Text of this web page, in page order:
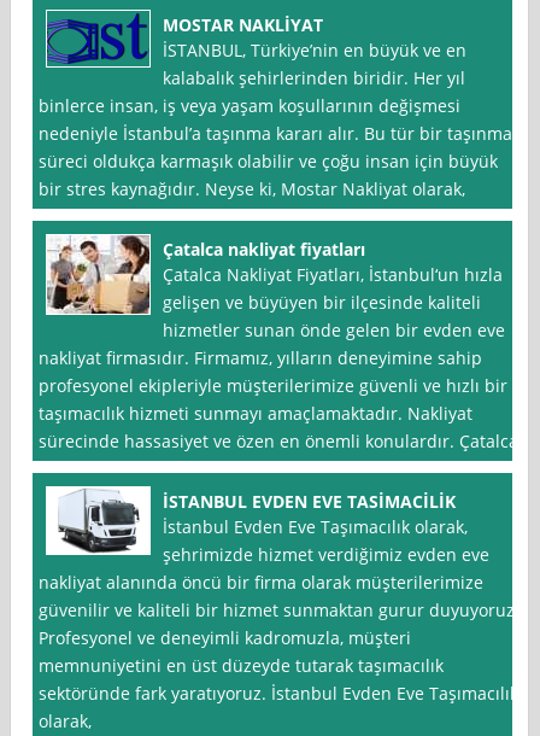
MOSTAR NAKLİYAT
İSTANBUL, Türkiye’nin en büyük ve en
kalabalık şehirlerinden biridir. Her yıl
binlerce insan, iş veya yaşam koşullarının değişmesi
nedeniyle İstanbul’a taşınma kararı alır. Bu tür bir taşınma
süreci oldukça karmaşık olabilir ve çoğu insan için büyük
bir stres kaynağıdır. Neyse ki, Mostar Nakliyat olarak,
Çatalca nakliyat fiyatları
Çatalca Nakliyat Fiyatları, İstanbul‘un hızla
gelişen ve büyüyen bir ilçesinde kaliteli
hizmetler sunan önde gelen bir evden eve
nakliyat firmasıdır. Firmamız, yılların deneyimine sahip
profesyonel ekipleriyle müşterilerimize güvenli ve hızlı bir
taşımacılık hizmeti sunmayı amaçlamaktadır. Nakliyat
sürecinde hassasiyet ve özen en önemli konulardır. Çatalca
İSTANBUL EVDEN EVE TASİMACİLİK
İstanbul Evden Eve Taşımacılık olarak,
şehrimizde hizmet verdiğimiz evden eve
nakliyat alanında öncü bir firma olarak müşterilerimize
güvenilir ve kaliteli bir hizmet sunmaktan gurur duyuyoruz.
Profesyonel ve deneyimli kadromuzla, müşteri
memnuniyetini en üst düzeyde tutarak taşımacılık
sektöründe fark yaratıyoruz. İstanbul Evden Eve Taşımacılık
olarak,